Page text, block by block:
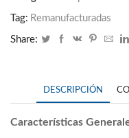
Tag: Remanufacturadas
Share:
DESCRIPCIÓN
Características